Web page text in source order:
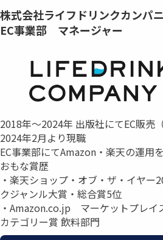
株式会社ライフドリンクカンパ
EC事業部 マネージャー
2018年～2024年 出版社にてEC販売
2024年2月より現職
EC事業部にてAmazon・楽天の運用
おもな賞歴
・楽天ショップ・オブ・ザ・イヤ
クジャンル大賞・総合賞5位
・Amazon.co.jp マーケットプレイ
カテゴリー賞 飲料部門